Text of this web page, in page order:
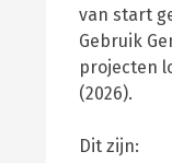
van start
Gebruik
projecten
(2026).
Dit zijn: